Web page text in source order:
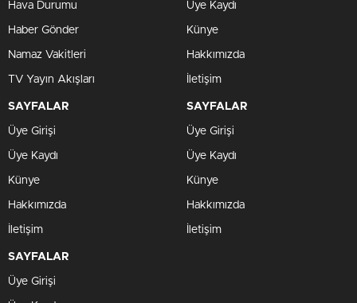
Hava Durumu
Haber Gönder
Namaz Vakitleri
TV Yayın Akışları
Üye Kaydı
Künye
Hakkımızda
İletişim
SAYFALAR
Üye Girişi
Üye Kaydı
Künye
Hakkımızda
İletişim
SAYFALAR
Üye Girişi
Üye Kaydı
Künye
Hakkımızda
İletişim
SAYFALAR
Üye Girişi